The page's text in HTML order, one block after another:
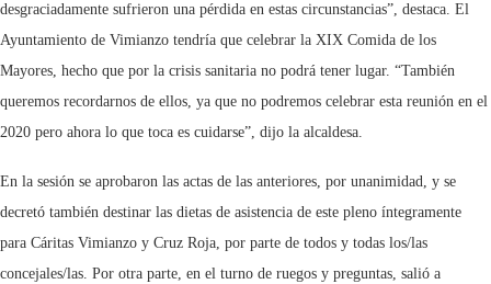
desgraciadamente sufrieron una pérdida en estas circunstancias”, destaca. El
Ayuntamiento de Vimianzo tendría que celebrar la XIX Comida de los
Mayores, hecho que por la crisis sanitaria no podrá tener lugar. “También
queremos recordarnos de ellos, ya que no podremos celebrar esta reunión en el
2020 pero ahora lo que toca es cuidarse”, dijo la alcaldesa.
En la sesión se aprobaron las actas de las anteriores, por unanimidad, y se
decretó también destinar las dietas de asistencia de este pleno íntegramente
para Cáritas Vimianzo y Cruz Roja, por parte de todos y todas los/las
concejales/las. Por otra parte, en el turno de ruegos y preguntas, salió a